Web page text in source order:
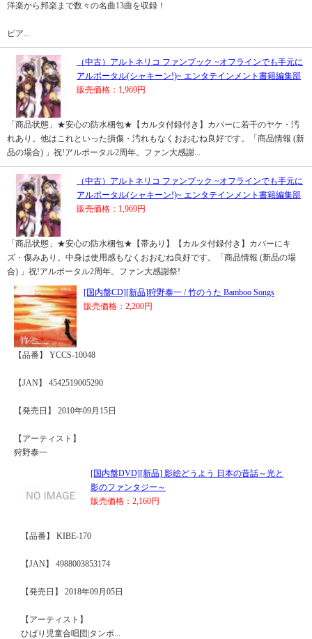
洋楽から邦楽まで数々の名曲13曲を収録！
ピア...
（中古）アルトネリコ ファンブック ~オフラインでも手元に
アルポータル(シャキーン!)~ エンタテインメント書籍編集部
販売価格：1,969円
「商品状態」★安心の防水梱包★【カルタ付録付き】カバーに若干のヤケ・汚
れあり。他はこれといった損傷・汚れもなくおおむね良好です。「商品情報 (新
品の場合) 」祝!アルポータル2周年。ファン大感謝...
（中古）アルトネリコ ファンブック ~オフラインでも手元に
アルポータル(シャキーン!)~ エンタテインメント書籍編集部
販売価格：1,969円
「商品状態」★安心の防水梱包★【帯あり】【カルタ付録付き】カバーにキ
ズ・傷みあり。中身は使用感もなくおおむね良好です。「商品情報 (新品の場
合) 」祝!アルポータル2周年。ファン大感謝祭!
[国内盤CD][新品]狩野泰一 / 竹のうた Bamboo Songs
販売価格：2,200円
【品番】 YCCS-10048
【JAN】 4542519005290
【発売日】 2010年09月15日
【アーティスト】
狩野泰一
[国内盤DVD][新品] 影絵どうよう 日本の昔話～光と
影のファンタジー～
販売価格：2,160円
【品番】 KIBE-170
【JAN】 4988003853174
【発売日】 2018年09月05日
【アーティスト】
ひばり児童合唱団|タンポ...